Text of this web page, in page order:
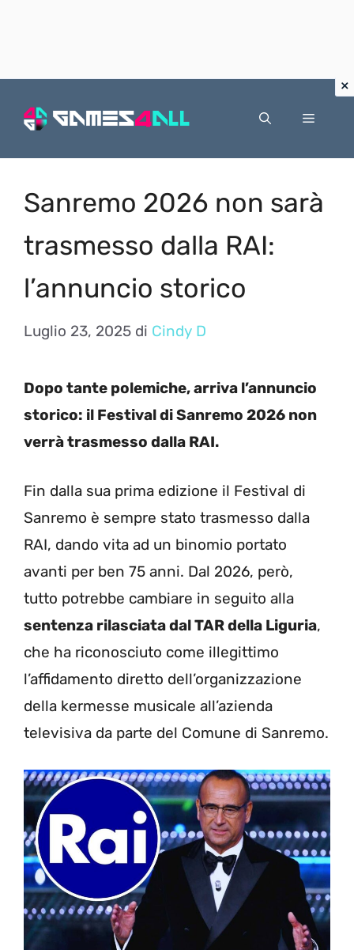
Menu
Sanremo 2026 non sarà
trasmesso dalla RAI:
l’annuncio storico
Luglio 23, 2025 di Cindy D
Dopo tante polemiche, arriva l’annuncio
storico: il Festival di Sanremo 2026 non
verrà trasmesso dalla RAI.
Fin dalla sua prima edizione il Festival di
Sanremo è sempre stato trasmesso dalla
RAI, dando vita ad un binomio portato
avanti per ben 75 anni. Dal 2026, però,
tutto potrebbe cambiare in seguito alla
sentenza rilasciata dal TAR della Liguria,
che ha riconosciuto come illegittimo
l’affidamento diretto dell’organizzazione
della kermesse musicale all’azienda
televisiva da parte del Comune di Sanremo.